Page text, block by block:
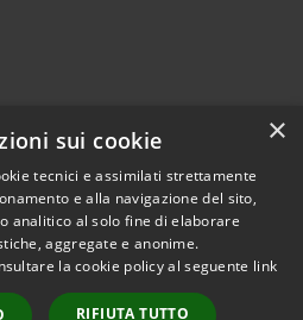
Copyright © 2026 • Comune di
Municipium• Accesso
×
sui cookie
tecnici e assimilati strettamente
e alla navigazione del sito,
analitico al solo fine di elaborare
aggregate e anonime.
la cookie policy al seguente link
RIFIUTA TUTTO